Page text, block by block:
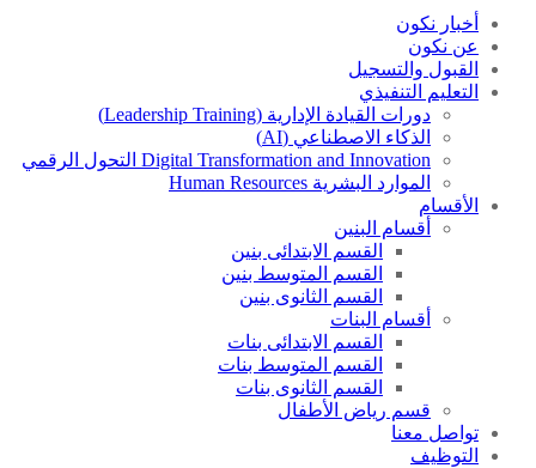
أخبار نكون
عن نكون
القبول والتسجيل
التعليم التنفيذي
دورات القيادة الإدارية (Leadership Training)
الذكاء الاصطناعي (AI)
Digital Transformation and Innovation التحول الرقمي
الموارد البشرية Human Resources
الأقسام
أقسام البنين
القسم الابتدائى بنين
القسم المتوسط بنين
القسم الثانوى بنين
أقسام البنات
القسم الابتدائى بنات
القسم المتوسط بنات
القسم الثانوى بنات
قسم رياض الأطفال
تواصل معنا
التوظيف